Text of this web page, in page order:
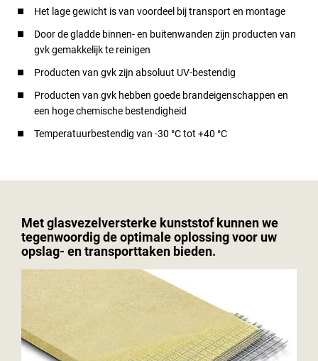
Het lage gewicht is van voordeel bij transport en montage
Door de gladde binnen- en buitenwanden zijn producten van
gvk gemakkelijk te reinigen
Producten van gvk zijn absoluut UV-bestendig
Producten van gvk hebben goede brandeigenschappen en
een hoge chemische bestendigheid
Temperatuurbestendig van -30 °C tot +40 °C
Met glasvezelversterke kunststof kunnen we
tegenwoordig de optimale oplossing voor uw
opslag- en transporttaken bieden.